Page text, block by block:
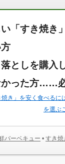
「すき焼き
としを購入
かった方……
焼き」を安く食べるに
を選ぶ
バーベキュー • すき焼